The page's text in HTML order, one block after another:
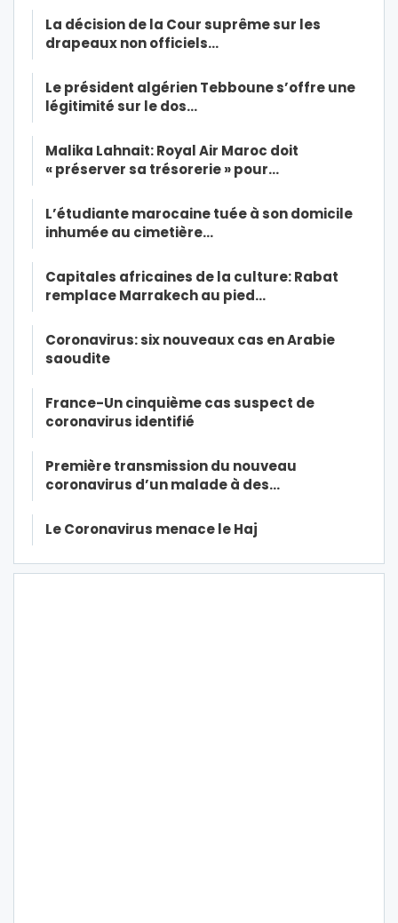
La décision de la Cour suprême sur les
drapeaux non officiels…
Le président algérien Tebboune s’offre une
légitimité sur le dos…
Malika Lahnait: Royal Air Maroc doit
« préserver sa trésorerie » pour…
L’étudiante marocaine tuée à son domicile
inhumée au cimetière…
Capitales africaines de la culture: Rabat
remplace Marrakech au pied…
Coronavirus: six nouveaux cas en Arabie
saoudite
France-Un cinquième cas suspect de
coronavirus identifié
Première transmission du nouveau
coronavirus d’un malade à des…
Le Coronavirus menace le Haj